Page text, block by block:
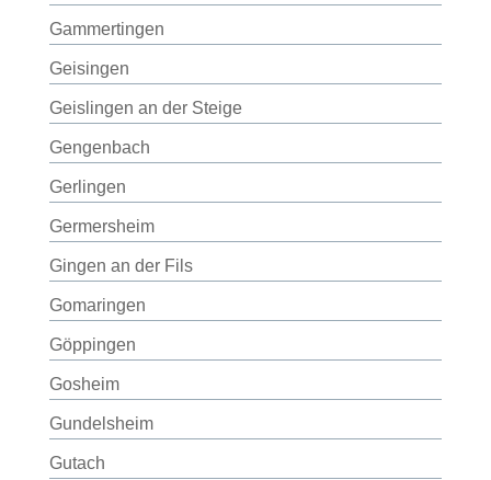
Gammertingen
Geisingen
Geislingen an der Steige
Gengenbach
Gerlingen
Germersheim
Gingen an der Fils
Gomaringen
Göppingen
Gosheim
Gundelsheim
Gutach